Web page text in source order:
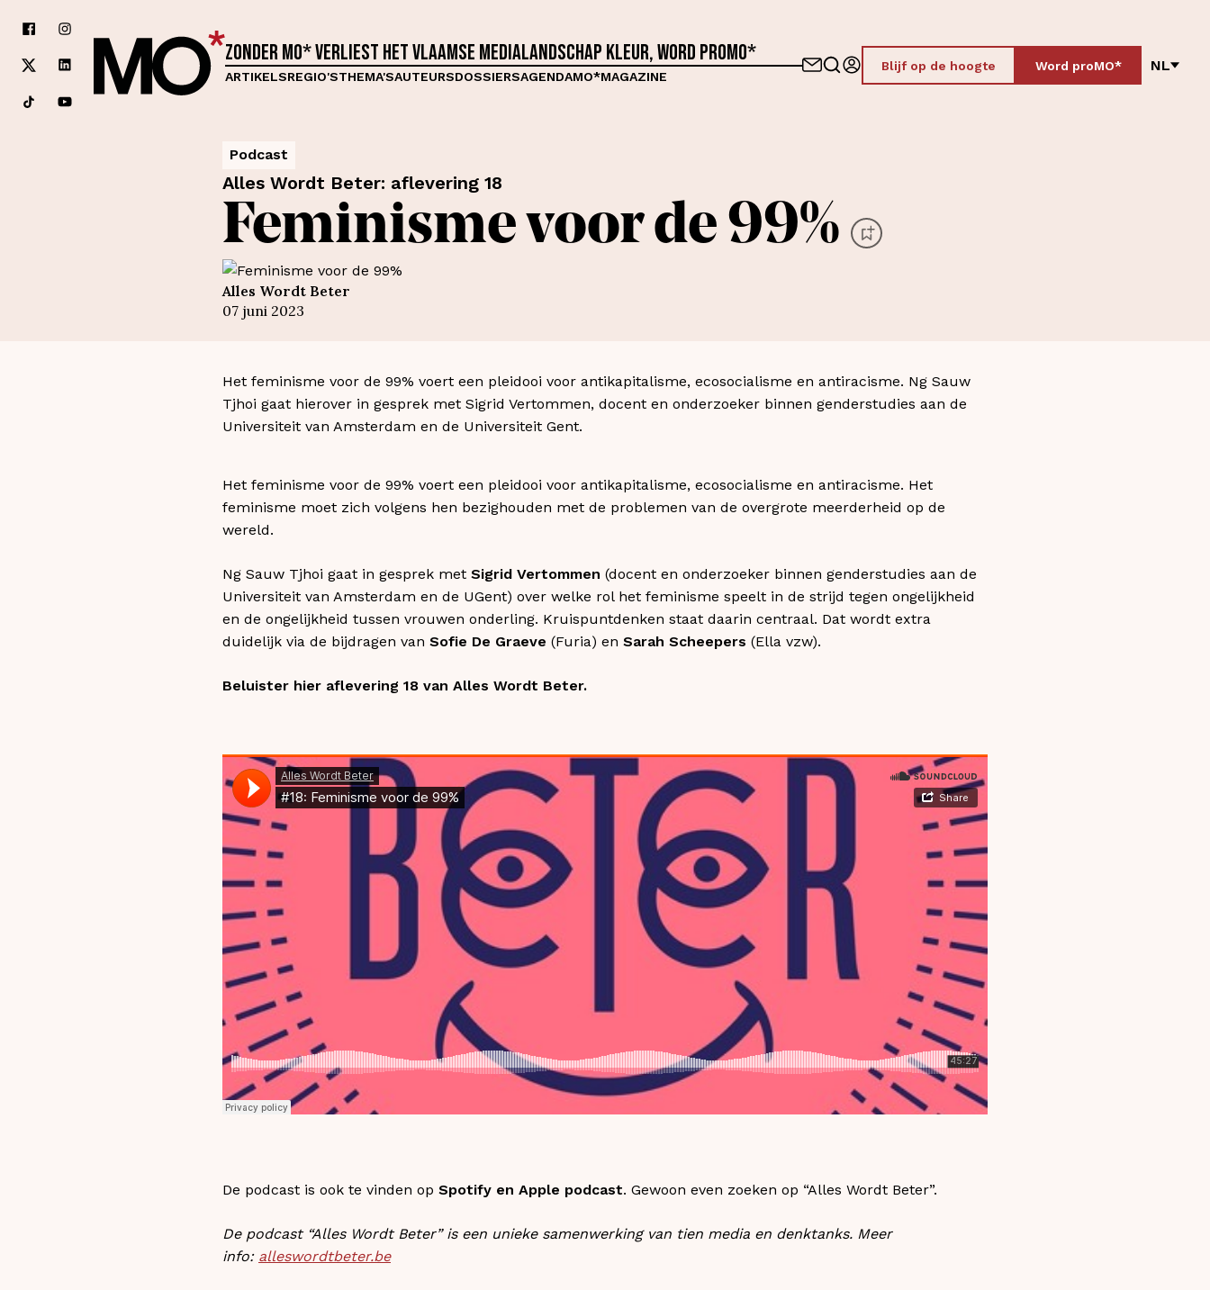
Zonder MO* verliest het Vlaamse medialandschap kleur, word proMO*
ARTIKELSREGIO'STHEMA'SAUTEURSDOSSIERSAGENDAMO*MAGAZINE
Blijf op de hoogte Word proMO* NL
Podcast
Alles Wordt Beter: aflevering 18
Feminisme voor de 99%
Alles Wordt Beter
07 juni 2023
Het feminisme voor de 99% voert een pleidooi voor antikapitalisme, ecosocialisme en antiracisme. Ng Sauw
Tjhoi gaat hierover in gesprek met Sigrid Vertommen, docent en onderzoeker binnen genderstudies aan de
Universiteit van Amsterdam en de Universiteit Gent.
Het feminisme voor de 99% voert een pleidooi voor antikapitalisme, ecosocialisme en antiracisme. Het
feminisme moet zich volgens hen bezighouden met de problemen van de overgrote meerderheid op de
wereld.
Ng Sauw Tjhoi gaat in gesprek met Sigrid Vertommen (docent en onderzoeker binnen genderstudies aan de
Universiteit van Amsterdam en de UGent) over welke rol het feminisme speelt in de strijd tegen ongelijkheid
en de ongelijkheid tussen vrouwen onderling. Kruispuntdenken staat daarin centraal. Dat wordt extra
duidelijk via de bijdragen van Sofie De Graeve (Furia) en Sarah Scheepers (Ella vzw).
Beluister hier aflevering 18 van Alles Wordt Beter.
De podcast is ook te vinden op Spotify en Apple podcast. Gewoon even zoeken op “Alles Wordt Beter”.
De podcast “Alles Wordt Beter” is een unieke samenwerking van tien media en denktanks. Meer
info: alleswordtbeter.be